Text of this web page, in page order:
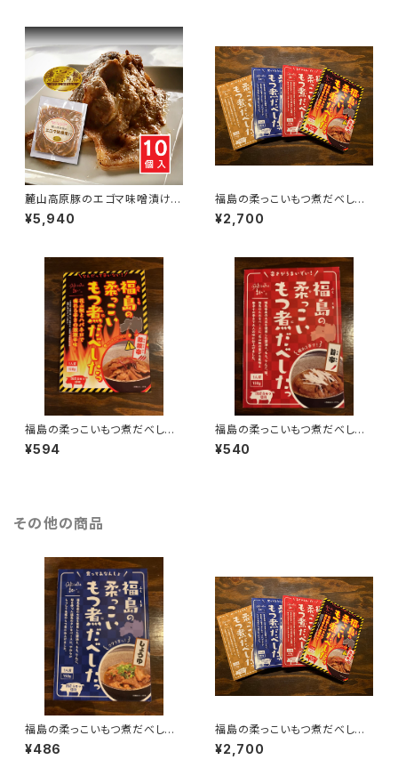
麓山高原豚のエゴマ味噌漬け
150g 10個入り
¥5,940
福島の柔っこいもつ煮だべした
っ 4種セット
¥2,700
福島の柔っこいもつ煮だべした
っ 激激辛
¥594
福島の柔っこいもつ煮だべした
っ 旨辛
¥540
その他の商品
福島の柔っこいもつ煮だべした
っ 醤油味
¥486
福島の柔っこいもつ煮だべした
っ 4種セット
¥2,700